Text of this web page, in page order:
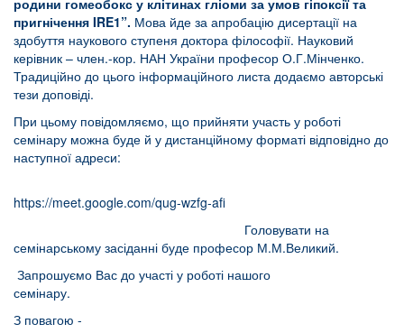
родини гомеобокс у клітинах гліоми за умов гіпоксії та
пригнічення IRE1”. Мова йде за апробацію дисертації на
здобуття наукового ступеня доктора філософії. Науковий
керівник – член.-кор. НАН України професор О.Г.Мінченко.
Традиційно до цього інформаційного листа додаємо авторські
тези доповіді.
При цьому повідомляємо, що прийняти участь у роботі
семінару можна буде й у дистанційному форматі відповідно до
наступної адреси:
https://meet.google.com/qug-wzfg-afi
Головувати на
семінарському засіданні буде професор М.М.Великий.
Запрошуємо Вас до участі у роботі нашого
семінару.
З повагою -